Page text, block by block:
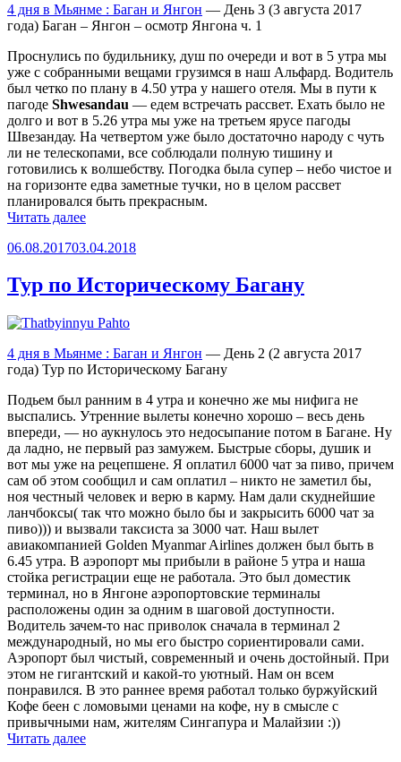
4 дня в Мьянме : Баган и Янгон — День 3 (3 августа 2017
года) Баган – Янгон – осмотр Янгона ч. 1
Проснулись по будильнику, душ по очереди и вот в 5 утра мы
уже с собранными вещами грузимся в наш Альфард. Водитель
был четко по плану в 4.50 утра у нашего отеля. Мы в пути к
пагоде Shwesandau — едем встречать рассвет. Ехать было не
долго и вот в 5.26 утра мы уже на третьем ярусе пагоды
Швезандау. На четвертом уже было достаточно народу с чуть
ли не телескопами, все соблюдали полную тишину и
готовились к волшебству. Погодка была супер – небо чистое и
на горизонте едва заметные тучки, но в целом рассвет
планировался быть прекрасным.
Читать далее«Восход
в
и
обзорная
по
Янгону»
Опубликовано
06.08.201703.04.2018
Тур по Историческому Багану
4 дня в Мьянме : Баган и Янгон — День 2 (2 августа 2017
года) Тур по Историческому Багану
Подьем был ранним в 4 утра и конечно же мы нифига не
выспались. Утренние вылеты конечно хорошо – весь день
впереди, — но аукнулось это недосыпание потом в Багане. Ну
да ладно, не первый раз замужем. Быстрые сборы, душик и
вот мы уже на рецепшене. Я оплатил 6000 чат за пиво, причем
сам об этом сообщил и сам оплатил – никто не заметил бы,
ноя честный человек и верю в карму. Нам дали скуднейшие
ланчбоксы( так что можно было бы и закрысить 6000 чат за
пиво))) и вызвали таксиста за 3000 чат. Наш вылет
авиакомпанией Golden Myanmar Airlines должен был быть в
6.45 утра. В аэропорт мы прибыли в районе 5 утра и наша
стойка регистрации еще не работала. Это был доместик
терминал, но в Янгоне аэропортовские терминалы
расположены один за одним в шаговой доступности.
Водитель зачем-то нас приволок сначала в терминал 2
международный, но мы его быстро сориентировали сами.
Аэропорт был чистый, современный и очень достойный. При
этом не гигантский и какой-то уютный. Нам он всем
понравился. В это раннее время работал только буржуйский
Кофе беен с ломовыми ценами на кофе, ну в смысле с
привычными нам, жителям Сингапура и Малайзии :))
Читать далее«Тур